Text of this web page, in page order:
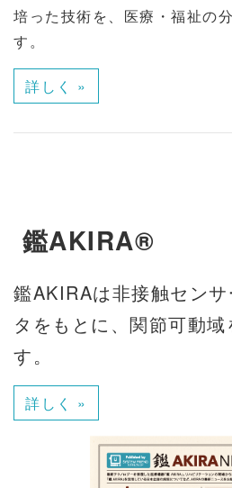
培った技術を、医療・福祉の
す。
詳しく »
鑑AKIRA®
鑑AKIRAは非接触セン
タをもとに、関節可動
す。
詳しく »